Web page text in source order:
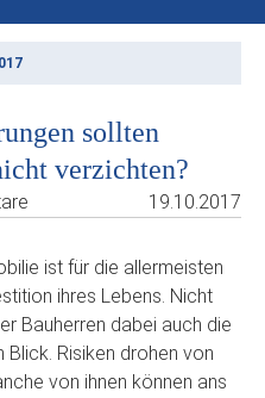
sollten
verzichten?
19.10.2017
ist für die allermeisten
ihres Lebens. Nicht
Bauherren dabei auch die
Risiken drohen von
von ihnen können ans